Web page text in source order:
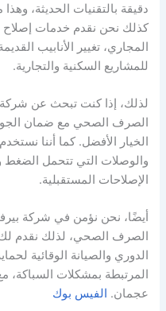
دقيقة بالتقنيات الحديثة،
كذلك نحن نقدم خدمات إصلاح
المجاري، تغيير الأنابيب
للمشاريع السكنية والتجارية.
لذلك، إذا كنت تبحث عن شركة
الصرف الصحي مع ضمان
الخيار الأفضل. كما أننا
والوصلات التي تتحمل الضغط
الإصلاحات المستقبلية.
أيضًا، نحن نؤمن في شركة
الصرف الصحي، لذلك نقدم
الدوري والصيانة الوقائية
المرتبطة بمشكلات السباكة،
عجمان. الفيس بوك